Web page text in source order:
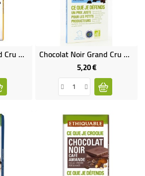
Chocolat Noir Grand Cru M'Brimbo 74% Bio & Équitable Chocolat Noir Grand Cru 98% Bio & Équitable
5,20 €Prix